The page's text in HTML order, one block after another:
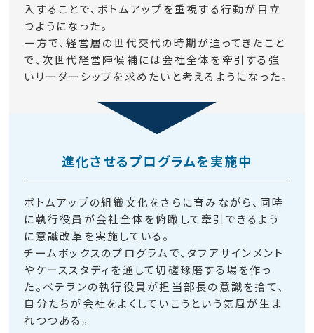
入することで、ボトムアップを重視する行動が目立
つようになった。
一方で、経営層の世代交代の時期が迫ってきたこと
で、次世代経営陣候補には会社全体を牽引する強
いリーダーシップを求めたいと考えるようになった。
進化させるプログラムを実施中
ボトムアップの組織文化をさらに育みながら、同時
に執行役員が会社全体を俯瞰して牽引できるよう
に意識改革を実施している。
チームボックスのプログラムで、タフアサインメント
やケーススタディを通して切磋琢磨する場を作っ
た。ベテランの執行役員が担当部長の意識を捨て、
自分たちが会社をよくしていこうという気風が生ま
れつつある。